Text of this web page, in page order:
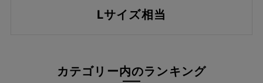
Lサイズ相当
カテゴリー内のランキング
オレンジ系